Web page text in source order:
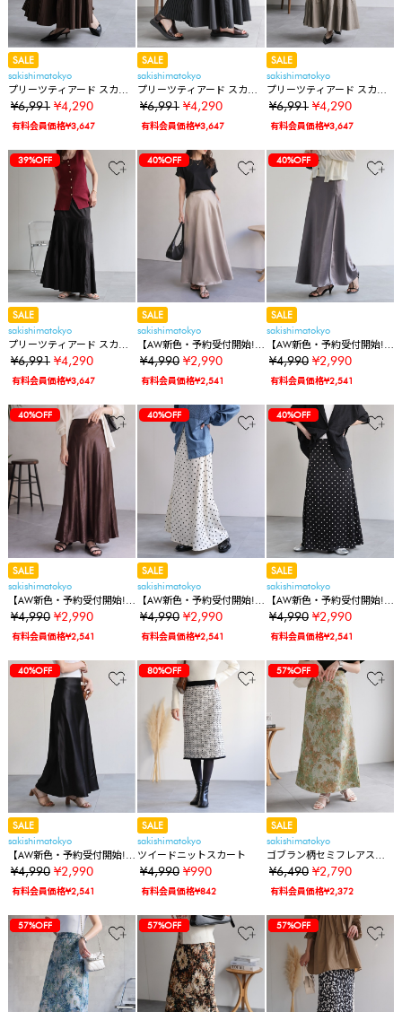
SALE
sakishimatokyo
プリーツティアード スカー
ト
¥6,991 ¥4,290
有料会員価格¥3,647
SALE
sakishimatokyo
プリーツティアード スカー
ト
¥6,991 ¥4,290
有料会員価格¥3,647
SALE
sakishimatokyo
プリーツティアード スカー
ト
¥6,991 ¥4,290
有料会員価格¥3,647
39%OFF
SALE
sakishimatokyo
プリーツティアード スカー
ト
¥6,991 ¥4,290
有料会員価格¥3,647
40%OFF
SALE
sakishimatokyo
【AW新色・予約受付開始!】
サテンバイアスナロースカ
ート/ストレッチサテンスカ
ート/サイズ展開あり
¥4,990 ¥2,990
有料会員価格¥2,541
40%OFF
SALE
sakishimatokyo
【AW新色・予約受付開始!】
サテンバイアスナロースカ
ート/ストレッチサテンスカ
ート/サイズ展開あり
¥4,990 ¥2,990
有料会員価格¥2,541
40%OFF
SALE
sakishimatokyo
【AW新色・予約受付開始!】
サテンバイアスナロースカ
ート/サイズ展開あり
¥4,990 ¥2,990
有料会員価格¥2,541
40%OFF
SALE
sakishimatokyo
【AW新色・予約受付開始!】
サテンバイアスナロースカ
ート/サイズ展開あり
¥4,990 ¥2,990
有料会員価格¥2,541
40%OFF
40%OFF
SALE
sakishimatokyo
【AW新色・予約受付開始!】
サテンバイアスナロースカ
ート/サイズ展開あり
¥4,990 ¥2,990
有料会員価格¥2,541
40%OFF
40%OFF
40%OFF
SALE
sakishimatokyo
【AW新色・予約受付開始!】
サテンバイアスナロースカ
ート/ストレッチサテンスカ
ート/サイズ展開あり
¥4,990 ¥2,990
有料会員価格¥2,541
40%OFF
40%OFF
40%OFF
80%OFF
SALE
sakishimatokyo
ツイードニットスカート
¥4,990 ¥990
有料会員価格¥842
40%OFF
40%OFF
40%OFF
80%OFF
57%OFF
SALE
sakishimatokyo
ゴブラン柄セミフレアスカ
ート/台形スカート
¥6,490 ¥2,790
有料会員価格¥2,372
40%OFF
40%OFF
40%OFF
80%OFF
57%OFF
57%OFF 40%OFF
40%OFF
40%OFF
80%OFF
57%OFF
57%OFF
57%OFF 40%OFF
40%OFF
40%OFF
80%OFF
57%OFF
57%OFF
57%OFF
57%OFF